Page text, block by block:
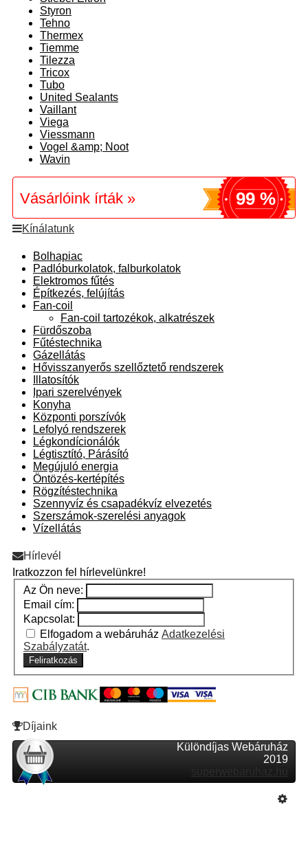
Styron
Tehno
Thermex
Tiemme
Tilezza
Tricox
Tubo
United Sealants
Vaillant
Viega
Viessmann
Vogel &amp; Noot
Wavin
Vásárlóink írták » 99 %
Kínálatunk
Bolhapiac
Padlóburkolatok, falburkolatok
Elektromos fűtés
Építkezés, felújítás
Fan-coil
Fan-coil tartozékok, alkatrészek
Fürdőszoba
Fűtéstechnika
Gázellátás
Hővisszanyerős szellőztető rendszerek
Illatosítók
Ipari szerelvények
Konyha
Központi porszívók
Lefolyó rendszerek
Légkondícionálók
Légtisztító, Párásító
Megújuló energia
Öntözés-kertépítés
Rögzítéstechnika
Szennyvíz és csapadékvíz elvezetés
Szerszámok-szerelési anyagok
Vízellátás
Hírlevél
Iratkozzon fel hírlevelünkre!
Az Ön neve:
Email cím:
Kapcsolat:
Elfogadom a webáruház Adatkezelési
Szabályzatát.
Feliratkozás
Díjaink
Különdíjas Webáruház
2019